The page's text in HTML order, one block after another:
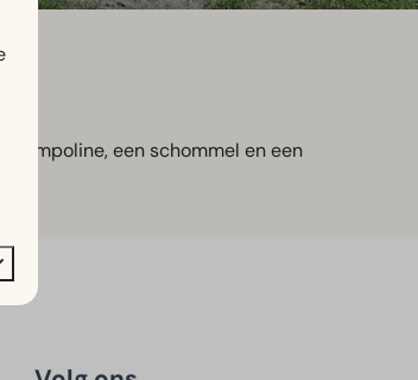
een schommel en een